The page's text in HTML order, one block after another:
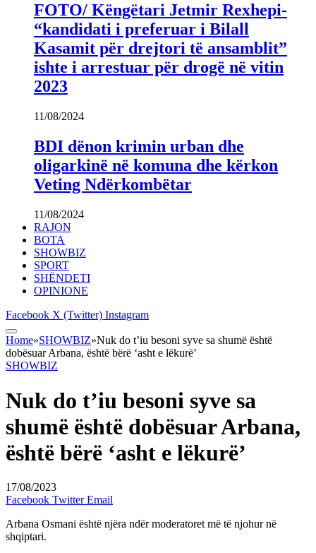
FOTO/ Këngëtari Jetmir Rexhepi-
“kandidati i preferuar i Bilall
Kasamit për drejtori të ansamblit”
ishte i arrestuar për drogë në vitin
2023
11/08/2024
BDI dënon krimin urban dhe
oligarkinë në komuna dhe kërkon
Veting Ndërkombëtar
11/08/2024
RAJON
BOTA
SHOWBIZ
SPORT
SHËNDETI
OPINIONE
Facebook X (Twitter) Instagram
Home»SHOWBIZ»Nuk do t’iu besoni syve sa shumë është
dobësuar Arbana, është bërë ‘asht e lëkurë’
SHOWBIZ
Nuk do t’iu besoni syve sa
shumë është dobësuar Arbana,
është bërë ‘asht e lëkurë’
17/08/2023
Facebook Twitter Email
Arbana Osmani është njëra ndër moderatoret më të njohur në
shqiptari.